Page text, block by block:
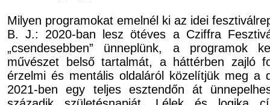
Milyen programokat emelnél ki az idei
B. J.: 2020-ban lesz ötéves a Cziffra
„csendesebben” ünneplünk, a programok
művészet belső tartalmát, a háttérben zajló
érzelmi és mentális oldaláról közelítjük meg a
2021-ben egy teljes esztendőn át